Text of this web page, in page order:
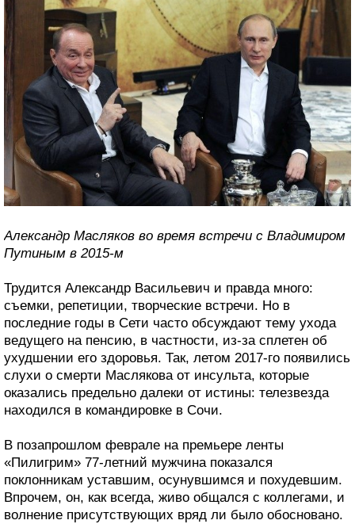
Александр Масляков во время встречи с Владимиром
Путиным в 2015-м
Трудится Александр Васильевич и правда много:
съемки, репетиции, творческие встречи. Но в
последние годы в Сети часто обсуждают тему ухода
ведущего на пенсию, в частности, из-за сплетен об
ухудшении его здоровья. Так, летом 2017-го появились
слухи о смерти Маслякова от инсульта, которые
оказались предельно далеки от истины: телезвезда
находился в командировке в Сочи.
В позапрошлом феврале на премьере ленты
«Пилигрим» 77-летний мужчина показался
поклонникам уставшим, осунувшимся и похудевшим.
Впрочем, он, как всегда, живо общался с коллегами, и
волнение присутствующих вряд ли было обосновано.